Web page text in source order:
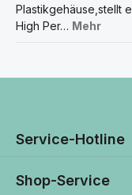
Plastikgehäuse,stellt
High Per… Mehr
Service-Hotline
Shop-Service